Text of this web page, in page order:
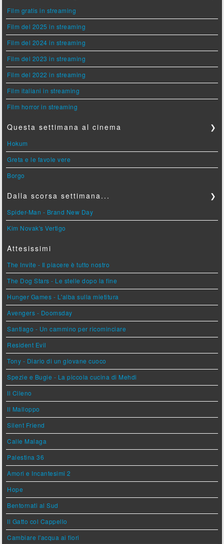
Film gratis in streaming
Film del 2025 in streaming
Film del 2024 in streaming
Film del 2023 in streaming
Film del 2022 in streaming
Film italiani in streaming
Film horror in streaming
Questa settimana al cinema ❯
Hokum
Greta e le favole vere
Borgo
Dalla scorsa settimana... ❯
Spider-Man - Brand New Day
Kim Novak's Vertigo
Attesissimi
The Invite - Il piacere è tutto nostro
The Dog Stars - Le stelle dopo la fine
Hunger Games - L'alba sulla mietitura
Avengers - Doomsday
Santiago - Un cammino per ricominciare
Resident Evil
Tony - Diario di un giovane cuoco
Spezie e Bugie - La piccola cucina di Mehdi
Il Cileno
Il Malloppo
Silent Friend
Calle Malaga
Palestina 36
Amori e Incantesimi 2
Hope
Bentornati al Sud
Il Gatto col Cappello
Cambiare l'acqua ai fiori